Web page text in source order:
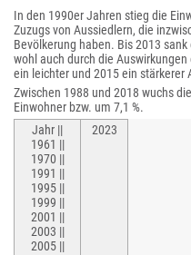
In den 1990er Jahren stieg die
Zuzugs von Aussiedlern, die
Bevölkerung haben. Bis 2013
wohl auch durch die
ein leichter und 2015 ein stärkerer
Zwischen 1988 und 2018 wuchs
Einwohner bzw. um 7,1 %.
Jahr ||
1961 ||
1970 ||
1991 ||
1995 ||
1999 ||
2001 ||
2003 ||
2005 ||
2023